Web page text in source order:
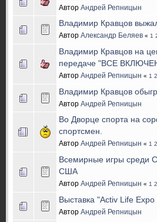
Автор Андрей Репницын
Владимир Кравцов
Автор Александр Беляев « 1
Владимир Кравцов на
передаче "ВСЕ
Автор Андрей Репницын « 1 2
Владимир Кравцов
Автор Андрей Репницын
Во Дворце спорта на
спортсмен.
Автор Андрей Репницын « 1 2
Всемирные игры среди
США
Автор Андрей Репницын « 1 2
Выставка "Activ Life
Автор Андрей Репницын